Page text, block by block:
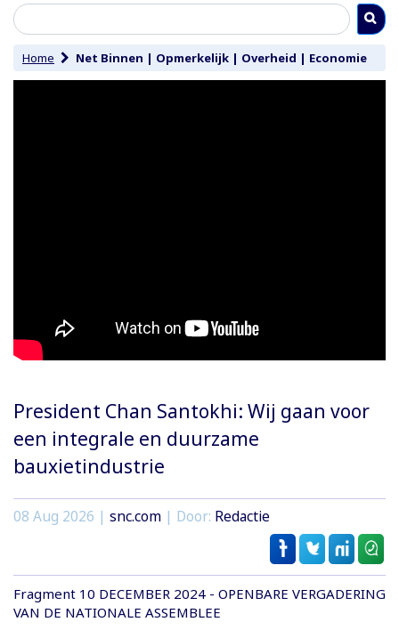
Home Net Binnen | Opmerkelijk | Overheid | Economie
President Chan Santokhi: Wij gaan voor
een integrale en duurzame
bauxietindustrie
08 Aug 2026 | snc.com | Door: Redactie
Fragment 10 DECEMBER 2024 - OPENBARE VERGADERING
VAN DE NATIONALE ASSEMBLEE